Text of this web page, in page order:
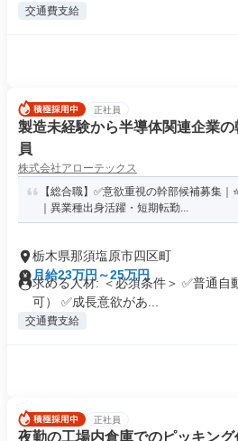
交通費支給
正社員
製造未経験から半導体関連企業
員
株式会社アローテックス
【総合職】✅意欲重視の幹部候補募集
｜異業種出身活躍・短期転勤...
栃木県那須塩原市四区町
月給23万円～25万円
求める人材: ＜必須条件＞ ✅普通自
可） ✅成長意欲があ...
交通費支給
正社員
夜勤の工場内倉庫でのピッキング